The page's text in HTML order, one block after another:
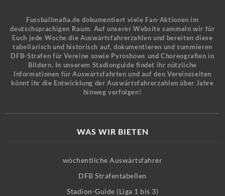
Fussballmafia.de dokumentiert viele Fan-Aktionen im
deutschsprachigen Raum. Auf unserer Website sammeln wir für
Euch jede Woche die Auswärtsfahrerzahlen und bereiten diese
tabellarisch und historisch auf, dokumentieren und summieren
DFB-Strafen für Vereine sowie Pyroshows und Choreografien in
Bildern. In unserem Stadionguide findet ihr nützliche
Informationen für Auswärtsfahrten und auf den Vereinsseiten
könnt ihr die Entwicklung der Auswärtsfahrerzahlen über Jahre
hinweg verfolgen!
WAS WIR BIETEN
wöchentliche Auswärtsfahrer
DFB Strafentabellen
Stadion-Guide (Liga 1 bis 3)